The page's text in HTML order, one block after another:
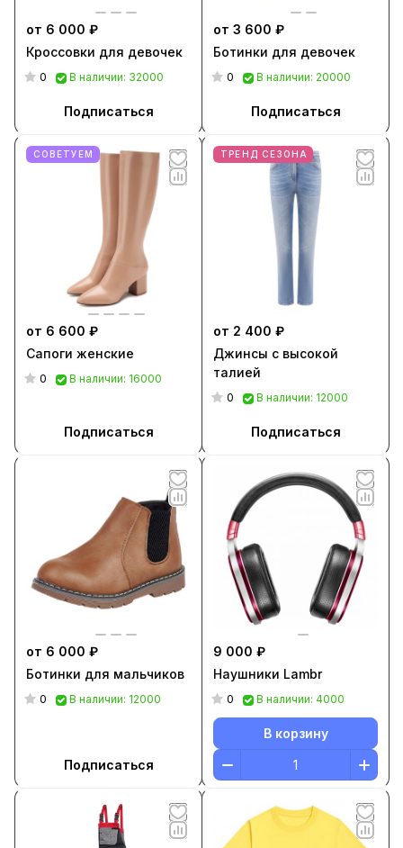
от 6 000 ₽
Кроссовки для девочек
0 В наличии: 32000
Подписаться
от 3 600 ₽
Ботинки для девочек
0 В наличии: 20000
Подписаться
СОВЕТУЕМ
от 6 600 ₽
Сапоги женские
0 В наличии: 16000
Подписаться
ТРЕНД СЕЗОНА
от 2 400 ₽
Джинсы с высокой
талией
0 В наличии: 12000
Подписаться
от 6 000 ₽
Ботинки для мальчиков
0 В наличии: 12000
Подписаться
9 000 ₽
Наушники Lambr
0 В наличии: 4000
В корзину